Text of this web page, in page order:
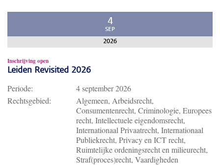
4
SEP
2026
Inschrijving open
Leiden Revisited 2026
Periode:
4 september 2026
Rechtsgebied:
Algemeen, Arbeidsrecht,
Consumentenrecht, Criminologie, Europees
recht, Intellectuele eigendomsrecht,
Internationaal Privaatrecht, Internationaal
Publiekrecht, Privacy en ICT recht,
Ruimtelijke ordeningsrecht en milieurecht,
Straf(proces)recht, Vaardigheden